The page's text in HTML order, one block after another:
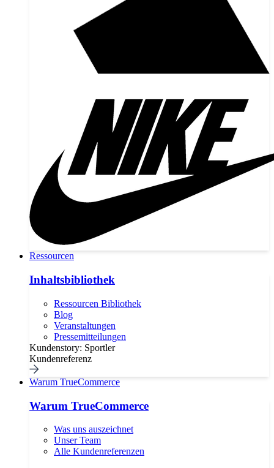
Ressourcen
Inhaltsbibliothek
Ressourcen Bibliothek
Blog
Veranstaltungen
Pressemitteilungen
Kundenstory: Sportler
Kundenreferenz
Warum TrueCommerce
Warum TrueCommerce
Was uns auszeichnet
Unser Team
Alle Kundenreferenzen